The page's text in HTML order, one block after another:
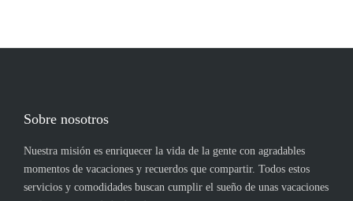
Sobre nosotros
Nuestra misión es enriquecer la vida de la gente con agradables
momentos de vacaciones y recuerdos que compartir. Todos estos
servicios y comodidades buscan cumplir el sueño de unas vacaciones